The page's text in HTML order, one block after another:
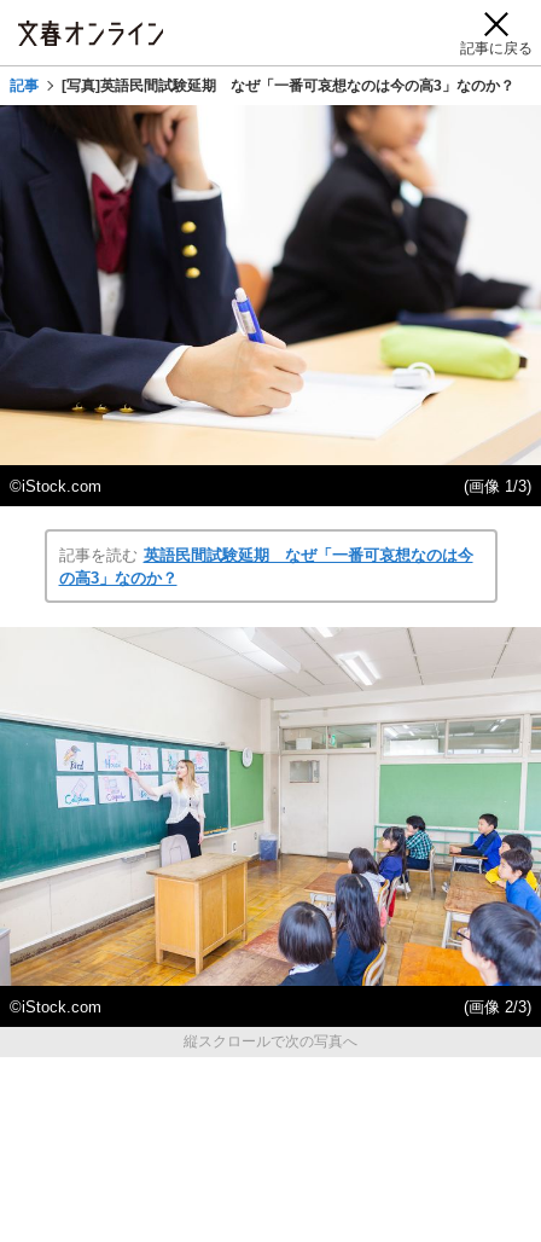
記事に戻る
記事 [写真]英語民間試験延期 なぜ「一番可哀想なのは今の高3」なのか？
©iStock.com (画像 1/3)
記事を読む 英語民間試験延期 なぜ「一番可哀想なのは今
の高3」なのか？
©iStock.com
(画像 2/3)
縦スクロールで次の写真へ